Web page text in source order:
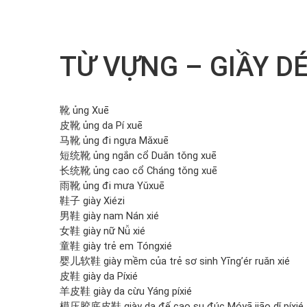
TỪ VỰNG – GIẦY
靴 ủng Xuē
皮靴 ủng da Pí xuē
马靴 ủng đi ngựa Mǎxuē
短统靴 ủng ngắn cổ Duǎn tǒng xuē
长统靴 ủng cao cổ Cháng tǒng xuē
雨靴 ủng đi mưa Yǔxuē
鞋子 giày Xiézi
男鞋 giày nam Nán xié
女鞋 giày nữ Nǚ xié
童鞋 giày trẻ em Tóngxié
婴儿软鞋 giày mềm của trẻ sơ sinh Yīng’ér ruǎn xié
皮鞋 giày da Píxié
羊皮鞋 giày da cừu Yáng píxié